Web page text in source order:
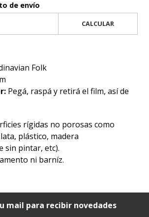
de envío
CALCULAR
Folk
Pegá, raspá y retirá el film, así de
rígidas no porosas como
plástico, madera
sin pintar, etc).
ni barníz.
mail para recibir novedades